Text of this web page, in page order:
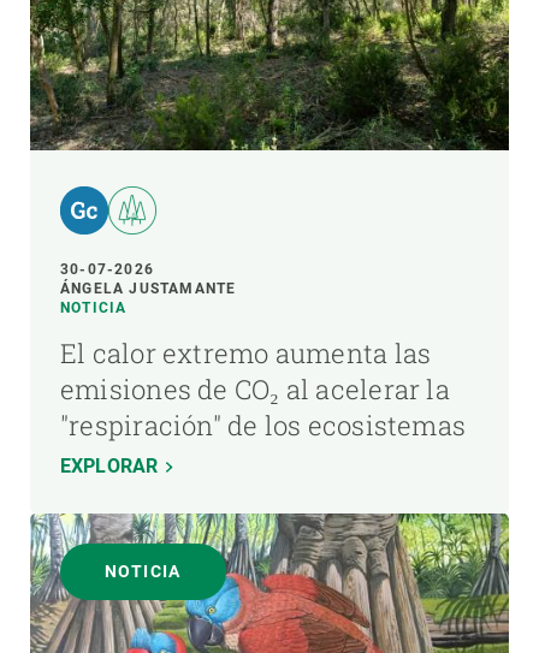
30-07-2026
ÁNGELA JUSTAMANTE
NOTICIA
El calor extremo aumenta las
emisiones de CO₂ al acelerar la
"respiración" de los ecosistemas
EXPLORAR
NOTICIA